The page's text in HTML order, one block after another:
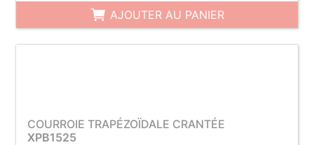
AJOUTER AU PANIER
COURROIE TRAPÉZOÏDALE CRANTÉE
XPB1525